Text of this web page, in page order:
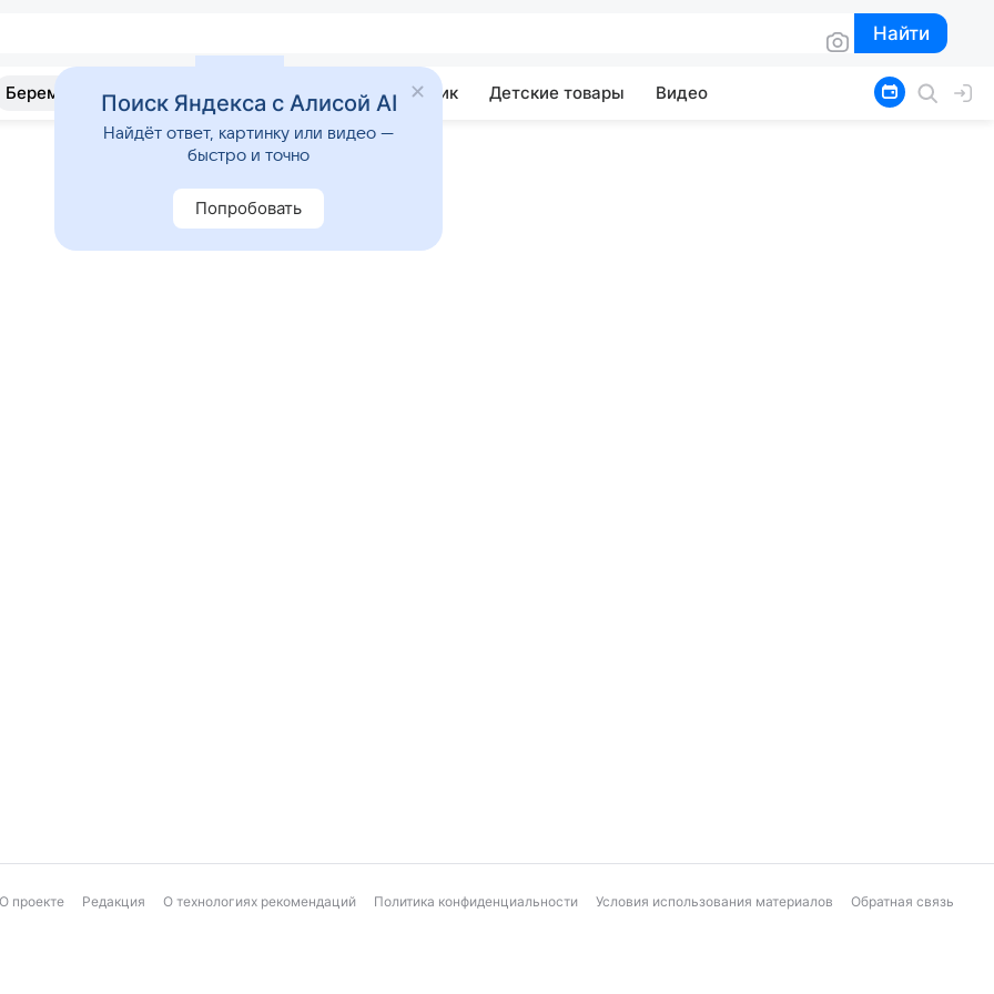
Найти
Найти
Беременность Развитие Почемучка Учебник Детские товары Видео
О проекте Редакция О технологиях рекомендаций Политика конфиденциальности Условия использования материалов Обратная связь
Поиск Яндекса с Алисой AI
Найдёт ответ, картинку или видео —
быстро и точно
Попробовать